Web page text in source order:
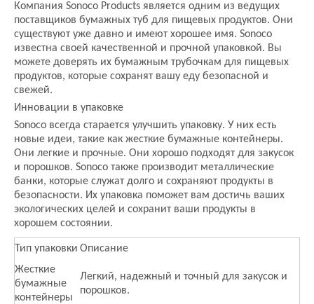
Компания Sonoco Products является одним из ведущих
поставщиков бумажных туб для пищевых продуктов. Они
существуют уже давно и имеют хорошее имя. Sonoco
известна своей качественной и прочной упаковкой. Вы
можете доверять их бумажным трубочкам для пищевых
продуктов, которые сохранят вашу еду безопасной и
свежей.
Инновации в упаковке
Sonoco всегда старается улучшить упаковку. У них есть
новые идеи, такие как жесткие бумажные контейнеры.
Они легкие и прочные. Они хорошо подходят для закусок
и порошков. Sonoco также производит металлические
банки, которые служат долго и сохраняют продукты в
безопасности. Их упаковка поможет вам достичь ваших
экологических целей и сохранит ваши продукты в
хорошем состоянии.
Тип упаковки Описание
Жесткие
бумажные
контейнеры
Легкий, надежный и точный для закусок и
порошков.